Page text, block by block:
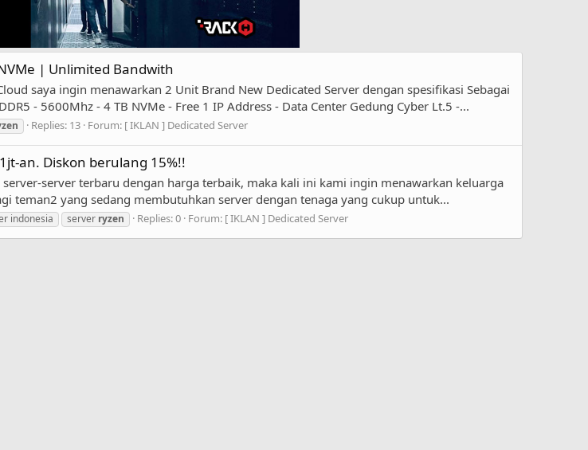
| Unlimited Bandwith
saya ingin menawarkan 2 Unit Brand New Dedicated Server dengan spesifikasi Sebagai
- 5600Mhz - 4 TB NVMe - Free 1 IP Address - Data Center Gedung Cyber Lt.5 -...
Replies: 13 Forum: [ IKLAN ] Dedicated Server
an. Diskon berulang 15%!!
server terbaru dengan harga terbaik, maka kali ini kami ingin menawarkan keluarga
teman2 yang sedang membutuhkan server dengan tenaga yang cukup untuk...
indonesia server ryzen Replies: 0 Forum: [ IKLAN ] Dedicated Server